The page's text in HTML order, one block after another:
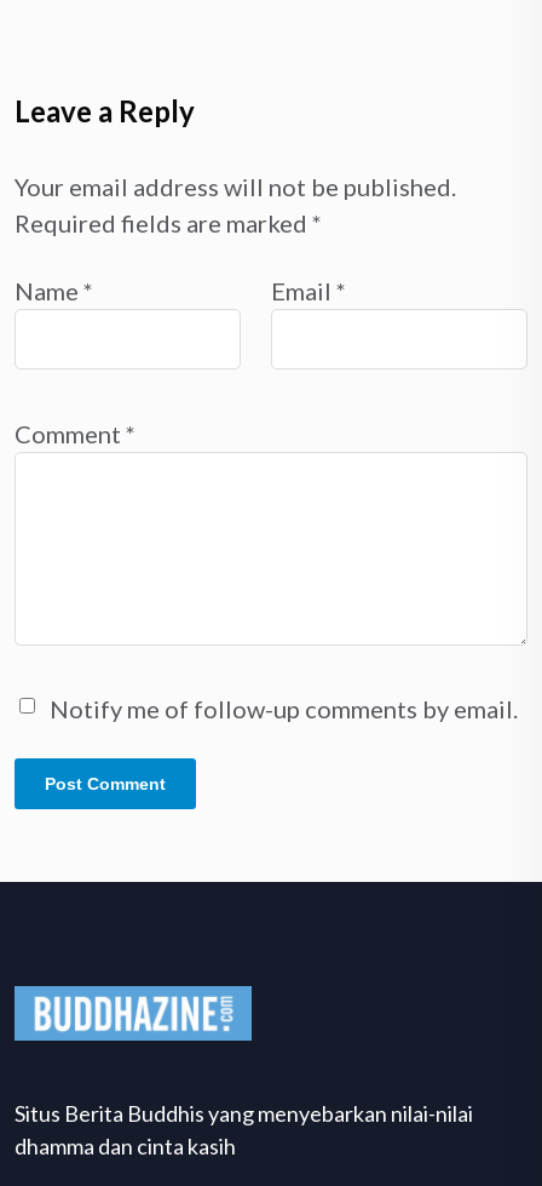
Leave a Reply
Your email address will not be published.
Required fields are marked *
Name * Email *
Comment *
Notify me of follow-up comments by email.
Situs Berita Buddhis yang menyebarkan nilai-nilai
dhamma dan cinta kasih